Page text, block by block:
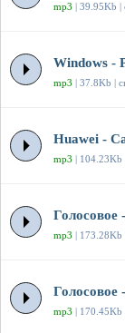
mp3 | 39.95Kb |
Windows -
mp3 | 37.8Kb |
Huawei -
mp3 | 104.23Kb
mp3 | 173.28Kb
mp3 | 170.45Kb